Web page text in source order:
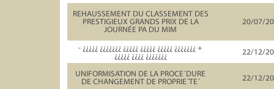
REHAUSSEMENT DU CLASSEMENT DES
PRESTIGIEUX GRANDS PRIX DE LA
JOURNÉE PA DU MIM
20/07/
- ¿¿¿¿¿ ¿¿¿¿¿¿¿ ¿¿¿¿¿ ¿¿¿¿¿ ¿¿¿¿¿ ¿¿¿¿¿¿¿ +
¿¿¿¿¿ ¿¿¿¿ ¿¿¿¿¿¿¿
22/12/
UNIFORMISATION DE LA PROCE´DURE
DE CHANGEMENT DE PROPRIE´TE´
22/12/